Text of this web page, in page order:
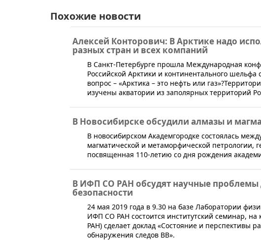
Похожие новости
Алексей Конторович: В Арктике надо
разных стран и всех компаний
В Санкт-Петербурге прошла Международная
Российской Арктики и континентального шельфа
вопрос – «Арктика – это нефть или
изучены акватории из заполярных территорий
В Новосибирске обсудили алмазы и
​В новосибирском Академгородке состоялась
магматической и метаморфической петрологии,
посвященная 110-летию со дня рождения
В ИФП СО РАН обсудят научные проблемы
безопасности
​24 мая 2019 года в 9.30 на базе Лаборатории
ИФП СО РАН состоится институтский семинар,
РАН) сделает доклад «Состояние и перспективы
обнаружения следов ВВ».